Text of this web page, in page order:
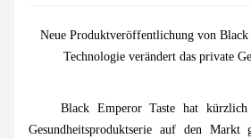
Neue Produktveröffentlichung von
Technologie verändert das private
Black Emperor Taste hat kürzlich
Gesundheitsproduktserie auf den